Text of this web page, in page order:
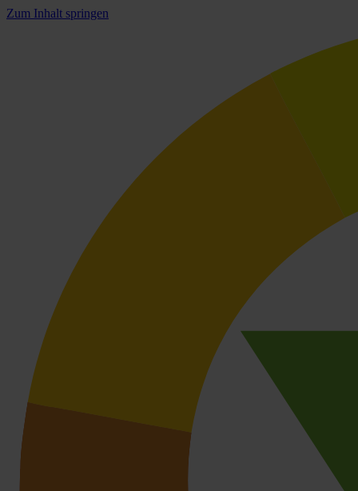
Zum Inhalt springen